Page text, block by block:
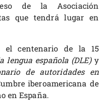
de la Asociación
que tendrá lugar en
el centenario de la 15
lengua española (DLE)y
de autoridades en
iberoamericana de
en España.